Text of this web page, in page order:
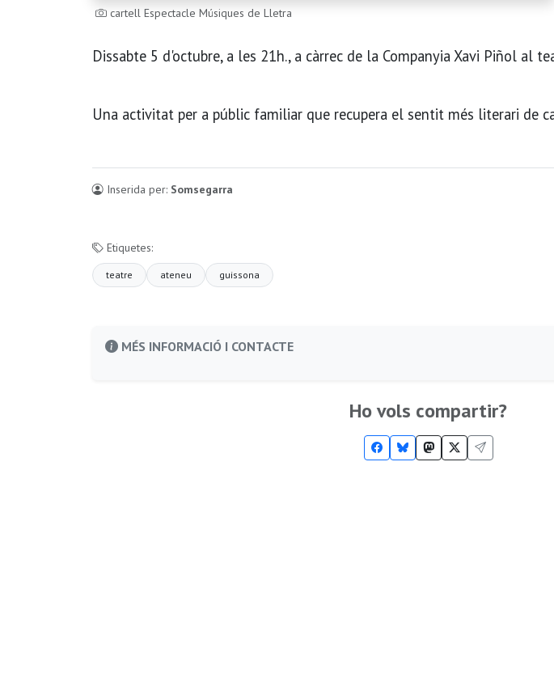
cartell Espectacle Músiques de Lletra
Dissabte 5 d'octubre, a les 21h., a càrrec de la Companyia Xavi Piñol al
Una activitat per a públic familiar que recupera el sentit més literari de
Inserida per: Somsegarra
Etiquetes:
teatre ateneu guissona
MÉS INFORMACIÓ I CONTACTE
Ho vols compartir?